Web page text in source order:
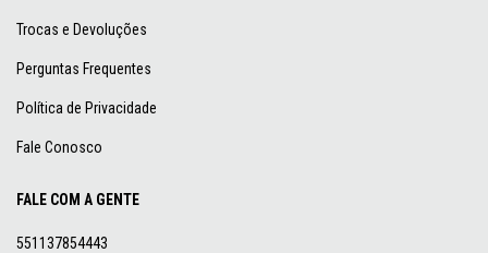
Trocas e Devoluções
Perguntas Frequentes
Política de Privacidade
Fale Conosco
FALE COM A GENTE
551137854443